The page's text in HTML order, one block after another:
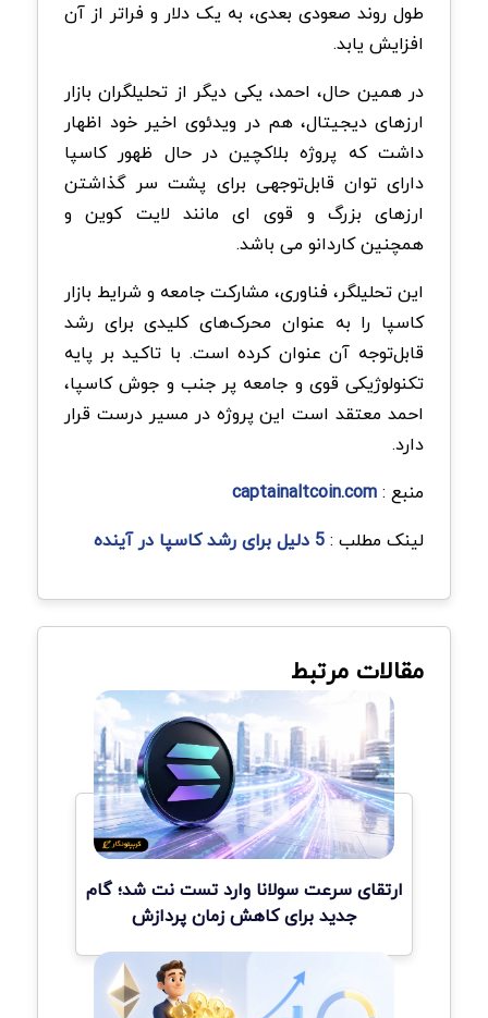
طول روند صعودی بعدی، به یک دلار و فراتر از آن
افزایش یابد.
در همین حال، احمد، یکی دیگر از تحلیلگران بازار
ارزهای دیجیتال، هم در ویدئوی اخیر خود اظهار
داشت که پروژه بلاکچین در حال ظهور کاسپا
دارای توان قابل‌توجهی برای پشت سر گذاشتن
ارزهای بزرگ و قوی ای مانند لایت کوین و
همچنین کاردانو می باشد.
این تحلیلگر، فناوری، مشارکت جامعه و شرایط بازار
کاسپا را به عنوان محرک‌های کلیدی برای رشد
قابل‌توجه آن عنوان کرده است. با تاکید بر پایه
تکنولوژیکی قوی و جامعه پر جنب و جوش کاسپا،
احمد معتقد است این پروژه در مسیر درست قرار
دارد.
منبع :captainaltcoin.com
لینک مطلب :5 دلیل برای رشد کاسپا در آینده
مقالات مرتبط
ارتقای سرعت سولانا وارد تست نت شد؛ گام
جدید برای کاهش زمان پردازش